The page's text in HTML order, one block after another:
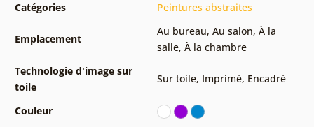
Catégories Peintures abstraites
Emplacement
Au bureau, Au salon, À la
salle, À la chambre
Technologie d'image sur
toile
Sur toile, Imprimé, Encadré
Couleur